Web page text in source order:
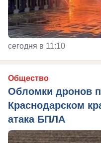
сегодня в 11:10
Общество
Обломки дронов
Краснодарском
атака БПЛА